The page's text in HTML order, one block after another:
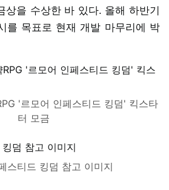
상을 수상한 바 있다. 올해 하반기
를 목표로 현재 개발 마무리에 박
'르모어 인페스티드 킹덤' 킥스타
터 모금
스티드 킹덤 참고 이미지